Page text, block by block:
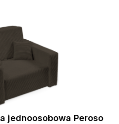
jednoosobowa Peroso